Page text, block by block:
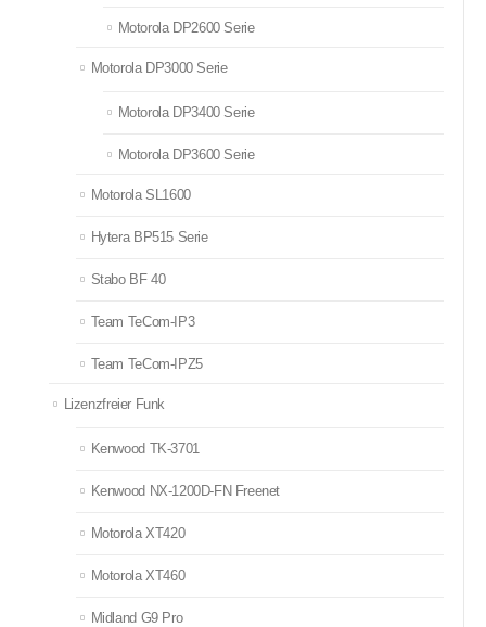
Motorola DP2600 Serie
Motorola DP3000 Serie
Motorola DP3400 Serie
Motorola DP3600 Serie
Motorola SL1600
Hytera BP515 Serie
Stabo BF 40
Team TeCom-IP3
Team TeCom-IPZ5
Lizenzfreier Funk
Kenwood TK-3701
Kenwood NX-1200D-FN Freenet
Motorola XT420
Motorola XT460
Midland G9 Pro